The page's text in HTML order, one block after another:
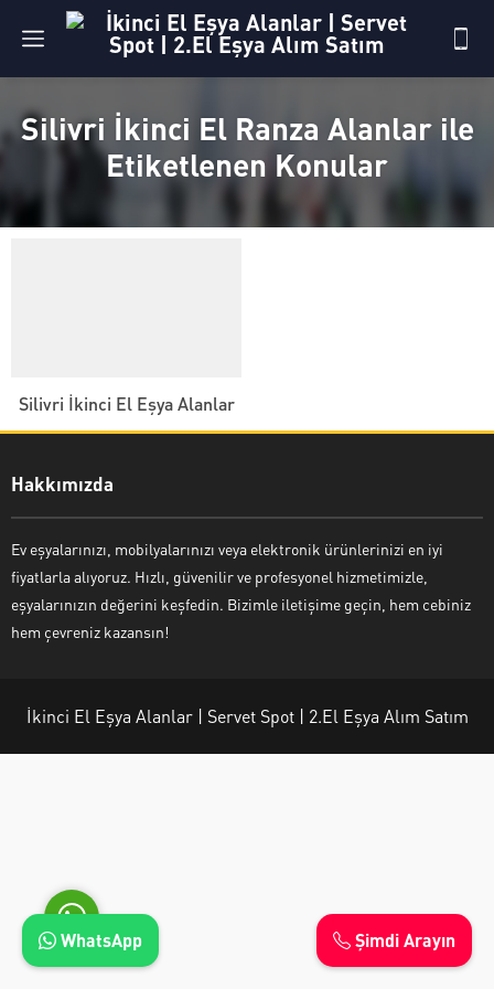
Silivri İkinci El Ranza Alanlar ile
Etiketlenen Konular
Silivri İkinci El Eşya Alanlar
Hakkımızda
Ev eşyalarınızı, mobilyalarınızı veya elektronik ürünlerinizi en iyi
fiyatlarla alıyoruz. Hızlı, güvenilir ve profesyonel hizmetimizle,
eşyalarınızın değerini keşfedin. Bizimle iletişime geçin, hem cebiniz
hem çevreniz kazansın!
İkinci El Eşya Alanlar | Servet Spot | 2.El Eşya Alım Satım
Ayşe Yılmaz
Şimdi Arayın
WhatsApp